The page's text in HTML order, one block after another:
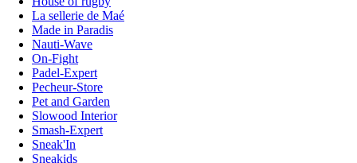
La sellerie de Maé
Made in Paradis
Nauti-Wave
On-Fight
Padel-Expert
Pecheur-Store
Pet and Garden
Slowood Interior
Smash-Expert
Sneak'In
Sneakids